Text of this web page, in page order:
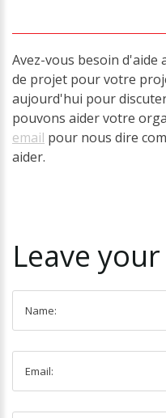
Avez-vous besoin d'aide
de projet pour votre
aujourd'hui pour
pouvons aider votre
email pour nous dire
aider.
Leave your